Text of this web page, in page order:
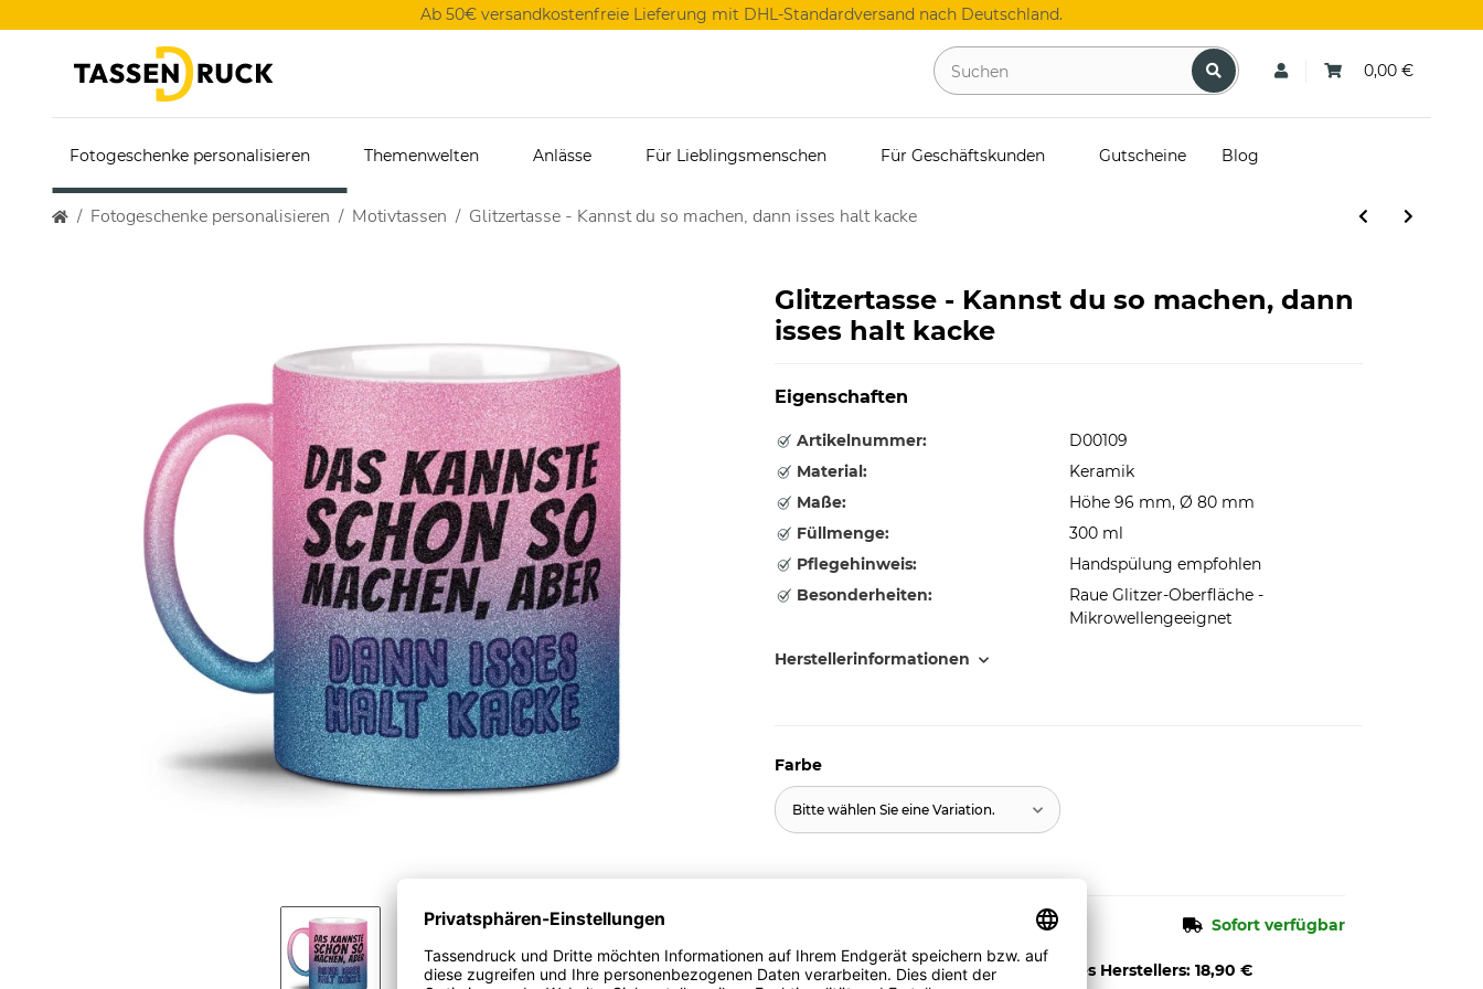
Ab 50€ versandkostenfreie Lieferung mit DHL-Standardversand nach Deutschland.
0,00 €
Fotogeschenke personalisieren Themenwelten Anlässe Für Lieblingsmenschen Für Geschäftskunden Gutscheine Blog
Fotogeschenke personalisieren Motivtassen Glitzertasse - Kannst du so machen, dann isses halt kacke
Glitzertasse - Kannst du so machen, dann
isses halt kacke
Eigenschaften
Artikelnummer:
D00109
Material:
Keramik
Maße:
Höhe 96 mm, Ø 80 mm
Füllmenge:
300 ml
Pflegehinweis:
Handspülung empfohlen
Besonderheiten:
Raue Glitzer-Oberfläche -
Mikrowellengeeignet
Herstellerinformationen
Farbe
Bitte wählen Sie eine Variation.
Sofort verfügbar
inkl. 19% MwSt. , zzgl.Versand
Unverbindliche Preisempfehlung des Herstellers: 18,90 €